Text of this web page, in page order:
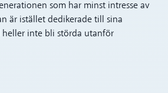
som har minst intresse av
är istället dedikerade till sina
heller inte bli störda utanför